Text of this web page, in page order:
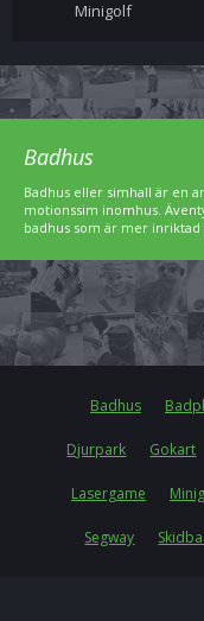
Minigolf
Badhus
Badhus eller simhall är en
motionssim inomhus.
badhus som är mer
Badhus
Djurpark Gokart
Lasergame
Segway